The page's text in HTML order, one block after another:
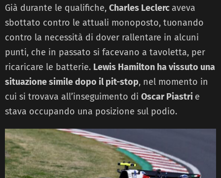
Già durante le qualifiche, Charles Leclerc aveva
sbottato contro le attuali monoposto, tuonando
contro la necessità di dover rallentare in alcuni
punti, che in passato si facevano a tavoletta, per
ricaricare le batterie. Lewis Hamilton ha vissuto una
situazione simile dopo il pit-stop, nel momento in
cui si trovava all’inseguimento di OscarPiastri e
stava occupando una posizione sul podio.